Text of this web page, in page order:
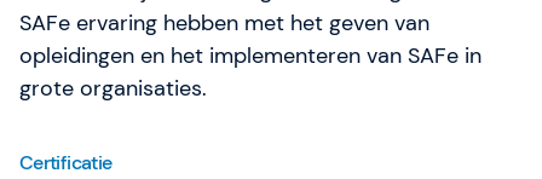
SAFe ervaring hebben met het geven van
opleidingen en het implementeren van SAFe in
grote organisaties.
Certificatie